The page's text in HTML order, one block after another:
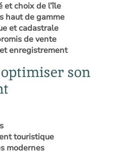
et choix de l’île
haut de gamme
et cadastrale
de vente
enregistrement
son
touristique
modernes